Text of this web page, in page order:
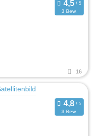
3 Bew.
16
3 Bew.